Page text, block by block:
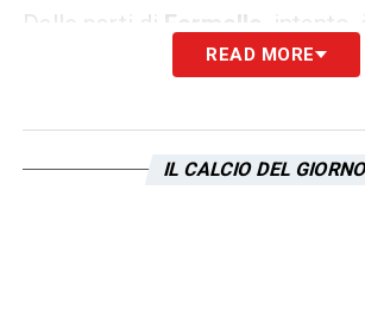
Dalle parti di Formello
, intanto,
fissato il prezzo: si parte da
biancocelesti dovranno
futura vendita nelle casse dell’
READ MORE
IL CALCIO DEL